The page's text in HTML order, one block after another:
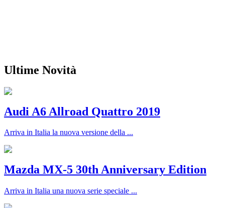
Ultime Novità
Audi A6 Allroad Quattro 2019
Arriva in Italia la nuova versione della ...
Mazda MX-5 30th Anniversary Edition
Arriva in Italia una nuova serie speciale ...